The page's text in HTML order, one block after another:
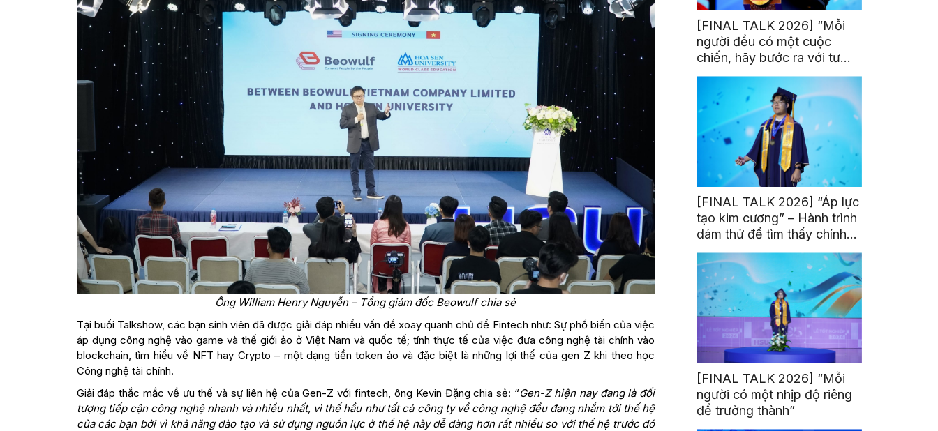
Ông William Henry Nguyễn – Tổng giám đốc Beowulf chia sẻ
Tại buổi Talkshow, các bạn sinh viên đã được giải đáp nhiều vấn đề xoay quanh chủ đề Fintech như: Sự phổ biến của việc
áp dụng công nghệ vào game và thế giới ảo ở Việt Nam và quốc tế; tính thực tế của việc đưa công nghệ tài chính vào
blockchain, tìm hiểu về NFT hay Crypto – một dạng tiền token ảo và đặc biệt là những lợi thế của gen Z khi theo học
Công nghệ tài chính.
Giải đáp thắc mắc về ưu thế và sự liên hệ của Gen-Z với fintech, ông Kevin Đặng chia sẻ: “Gen-Z hiện nay đang là đối
tượng tiếp cận công nghệ nhanh và nhiều nhất, vì thế hầu như tất cả công ty về công nghệ đều đang nhắm tới thế hệ
của các bạn bởi vì khả năng đào tạo và sử dụng nguồn lực ở thế hệ này dễ dàng hơn rất nhiều so với thế hệ trước đó
[FINAL TALK 2026] “Mỗi
người đều có một cuộc
chiến, hãy bước ra với tư
thế của người chiến thắng”
[FINAL TALK 2026] “Áp lực
tạo kim cương” – Hành trình
dám thử để tìm thấy chính
mình
[FINAL TALK 2026] “Mỗi
người có một nhịp độ riêng
để trưởng thành”